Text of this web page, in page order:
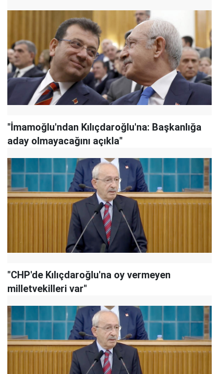
"İmamoğlu'ndan Kılıçdaroğlu'na: Başkanlığa
aday olmayacağını açıkla"
"CHP'de Kılıçdaroğlu'na oy vermeyen
milletvekilleri var"